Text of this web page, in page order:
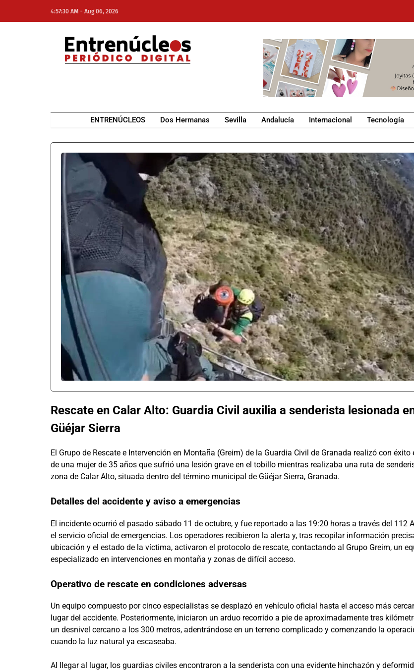
4:57:30 AM - Aug 06, 2026
ENTRENÚCLEOS Dos Hermanas Sevilla Andalucía Internacional Tecnología
Rescate en Calar Alto: Guardia Civil auxilia a senderista lesionada
Güéjar Sierra
El Grupo de Rescate e Intervención en Montaña (Greim) de la Guardia Civil de Granada realizó con éxito
de una mujer de 35 años que sufrió una lesión grave en el tobillo mientras realizaba una ruta de
zona de Calar Alto, situada dentro del término municipal de Güéjar Sierra, Granada.
Detalles del accidente y aviso a emergencias
El incidente ocurrió el pasado sábado 11 de octubre, y fue reportado a las 19:20 horas a través del 112
el servicio oficial de emergencias. Los operadores recibieron la alerta y, tras recopilar información
ubicación y el estado de la víctima, activaron el protocolo de rescate, contactando al Grupo Greim, un
especializado en intervenciones en montaña y zonas de difícil acceso.
Operativo de rescate en condiciones adversas
Un equipo compuesto por cinco especialistas se desplazó en vehículo oficial hasta el acceso más
lugar del accidente. Posteriormente, iniciaron un arduo recorrido a pie de aproximadamente tres
un desnivel cercano a los 300 metros, adentrándose en un terreno complicado y comenzando la
cuando la luz natural ya escaseaba.
Al llegar al lugar, los guardias civiles encontraron a la senderista con una evidente hinchazón y